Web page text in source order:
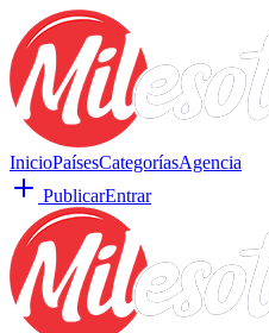
InicioPaísesCategoríasAgencia
PublicarEntrar